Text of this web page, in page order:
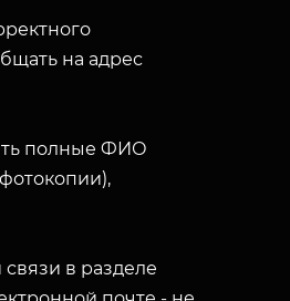
на адрес
полные ФИО
в разделе